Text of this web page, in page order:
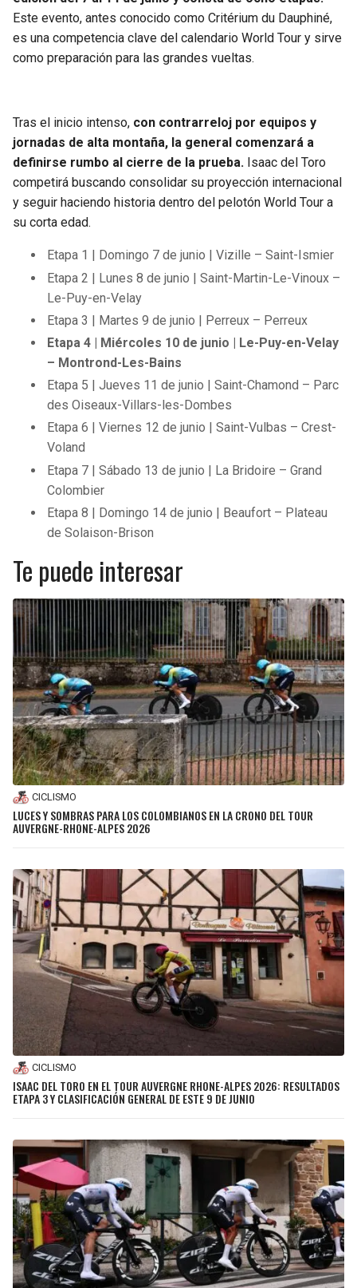
Este evento, antes conocido como Critérium du Dauphiné,
es una competencia clave del calendario World Tour y sirve
como preparación para las grandes vueltas.
Tras el inicio intenso, con contrarreloj por equipos y
jornadas de alta montaña, la general comenzará a
definirse rumbo al cierre de la prueba. Isaac del Toro
competirá buscando consolidar su proyección internacional
y seguir haciendo historia dentro del pelotón World Tour a
su corta edad.
Etapa 1 | Domingo 7 de junio | Vizille – Saint-Ismier
Etapa 2 | Lunes 8 de junio | Saint-Martin-Le-Vinoux –
Le-Puy-en-Velay
Etapa 3 | Martes 9 de junio | Perreux – Perreux
Etapa 4 | Miércoles 10 de junio | Le-Puy-en-Velay
– Montrond-Les-Bains
Etapa 5 | Jueves 11 de junio | Saint-Chamond – Parc
des Oiseaux-Villars-les-Dombes
Etapa 6 | Viernes 12 de junio | Saint-Vulbas – Crest-
Voland
Etapa 7 | Sábado 13 de junio | La Bridoire – Grand
Colombier
Etapa 8 | Domingo 14 de junio | Beaufort – Plateau
de Solaison-Brison
Te puede interesar
CICLISMO
LUCES Y SOMBRAS PARA LOS COLOMBIANOS EN LA CRONO DEL TOUR
AUVERGNE-RHONE-ALPES 2026
CICLISMO
ISAAC DEL TORO EN EL TOUR AUVERGNE RHONE-ALPES 2026: RESULTADOS
ETAPA 3 Y CLASIFICACIÓN GENERAL DE ESTE 9 DE JUNIO